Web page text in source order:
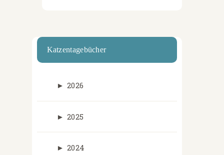
Katzentagebücher
► 2026
► 2025
► 2024